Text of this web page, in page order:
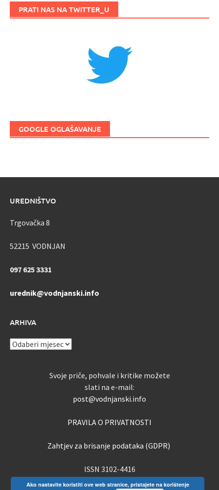
PRATI NAS NA TWITTER_U
GOOGLE OGLAŠAVANJE
UREDNIŠTVO
Trgovačka 8
52215 VODNJAN
097 625 3331
urednik@vodnjanski.info
ARHIVA
ARHIVA
Svoje priče, pohvale i kritike možete
slati na e-mail:
post@vodnjanski.info
PRAVILA O PRIVATNOSTI
Zahtjev za brisanje podataka (GDPR)
ISSN 3102-4416
Ako nastavite koristiti ove web stranice, pristajete na korištenje